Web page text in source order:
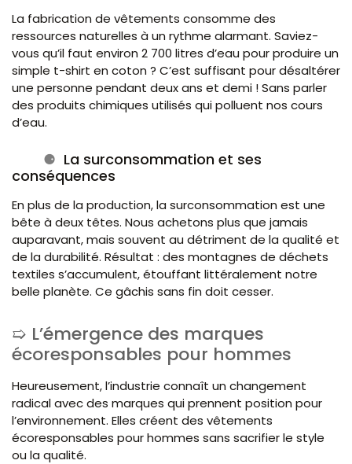
La fabrication de vêtements consomme des
ressources naturelles à un rythme alarmant. Saviez-
vous qu’il faut environ 2 700 litres d’eau pour produire un
simple t-shirt en coton ? C’est suffisant pour désaltérer
une personne pendant deux ans et demi ! Sans parler
des produits chimiques utilisés qui polluent nos cours
d’eau.
La surconsommation et ses
conséquences
En plus de la production, la surconsommation est une
bête à deux têtes. Nous achetons plus que jamais
auparavant, mais souvent au détriment de la qualité et
de la durabilité. Résultat : des montagnes de déchets
textiles s’accumulent, étouffant littéralement notre
belle planète. Ce gâchis sans fin doit cesser.
L’émergence des marques
écoresponsables pour hommes
Heureusement, l’industrie connaît un changement
radical avec des marques qui prennent position pour
l’environnement. Elles créent des vêtements
écoresponsables pour hommes sans sacrifier le style
ou la qualité.